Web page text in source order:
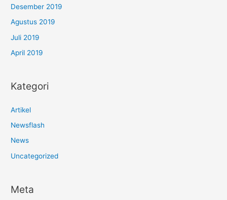
Desember 2019
Agustus 2019
Juli 2019
April 2019
Kategori
Artikel
Newsflash
News
Uncategorized
Meta